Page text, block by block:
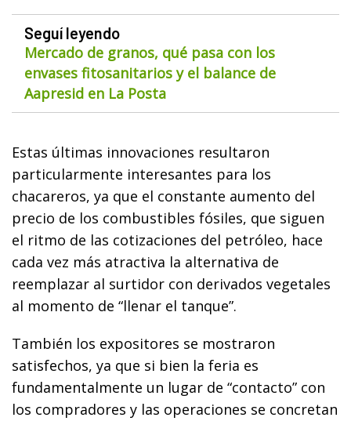
Seguí leyendo
Mercado de granos, qué pasa con los
envases fitosanitarios y el balance de
Aapresid en La Posta
Estas últimas innovaciones resultaron
particularmente interesantes para los
chacareros, ya que el constante aumento del
precio de los combustibles fósiles, que siguen
el ritmo de las cotizaciones del petróleo, hace
cada vez más atractiva la alternativa de
reemplazar al surtidor con derivados vegetales
al momento de “llenar el tanque”.
También los expositores se mostraron
satisfechos, ya que si bien la feria es
fundamentalmente un lugar de “contacto” con
los compradores y las operaciones se concretan